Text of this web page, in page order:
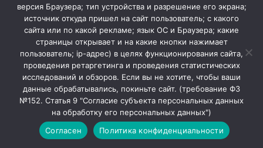
Мы в МАХ
Закрыть
версия Браузера; тип устройства и разрешение его экрана;
источник откуда пришел на сайт пользователь; с какого
сайта или по какой рекламе; язык ОС и Браузера; какие
страницы открывает и на какие кнопки нажимает
пользователь; ip-адрес) в целях функционирования сайта,
проведения ретаргетинга и проведения статистических
исследований и обзоров. Если вы не хотите, чтобы ваши
данные обрабатывались, покиньте сайт. (требование ФЗ
№152. Статья 9 "Согласие субъекта персональных данных
на обработку его персональных данных")
Согласен
Политика конфиденциальности